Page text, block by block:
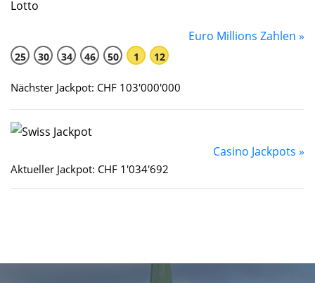
Euro Millions Zahlen »
25 30 34 46 50 1 12
Nächster Jackpot: CHF 103'000'000
Casino Jackpots »
Aktueller Jackpot: CHF 1'034'692